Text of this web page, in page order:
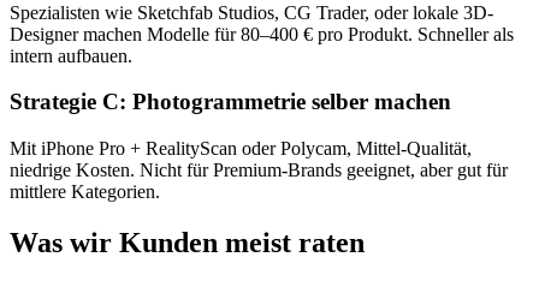
Spezialisten wie Sketchfab Studios, CG Trader, oder lokale 3D-
Designer machen Modelle für 80–400 € pro Produkt. Schneller als
intern aufbauen.
Strategie C: Photogrammetrie selber machen
Mit iPhone Pro + RealityScan oder Polycam, Mittel-Qualität,
niedrige Kosten. Nicht für Premium-Brands geeignet, aber gut für
mittlere Kategorien.
Was wir Kunden meist raten